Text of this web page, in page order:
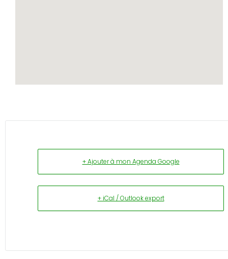
+ Ajouter à mon Agenda Google
+ iCal / Outlook export